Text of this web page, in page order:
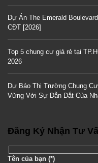
Dự Án The Emerald
CĐT [2026]
Top 5 chung cư giá rẻ tại
2026
Dự Báo Thị Trường Chung
Vững Với Sự Dẫn Dắt Của
Đăng Ký Nhận Tư
Tên của bạn (*)